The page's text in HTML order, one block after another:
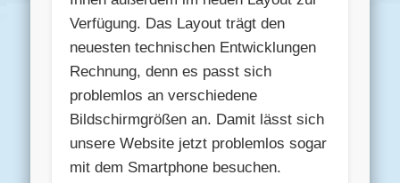
Verfügung. Das Layout trägt den
neuesten technischen Entwicklungen
Rechnung, denn es passt sich
problemlos an verschiedene
Bildschirmgrößen an. Damit lässt sich
unsere Website jetzt problemlos sogar
mit dem Smartphone besuchen.